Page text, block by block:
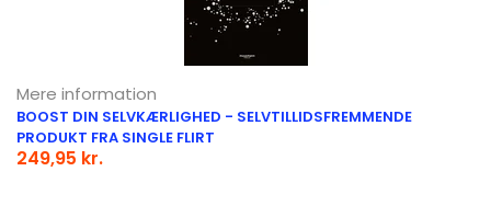
Mere information
BOOST DIN SELVKÆRLIGHED - SELVTILLIDSFREMMENDE
PRODUKT FRA SINGLE FLIRT
249,95 kr.